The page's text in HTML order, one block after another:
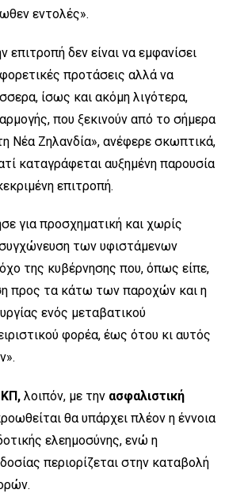
εντολές».
επιτροπή δεν είναι να εμφανίσει
προτάσεις αλλά να
ίσως και ακόμη λιγότερα,
που ξεκινούν από το σήμερα
Νέα Ζηλανδία», ανέφερε σκωπτικά,
καταγράφεται αυξημένη παρουσία
επιτροπή.
για προσχηματική και χωρίς
των υφιστάμενων
της κυβέρνησης που, όπως είπε,
προς τα κάτω των παροχών και η
ενός μεταβατικού
φορέα, έως ότου κι αυτός
λοιπόν, με την ασφαλιστική
θα υπάρχει πλέον η έννοια
ελεημοσύνης, ενώ η
περιορίζεται στην καταβολή